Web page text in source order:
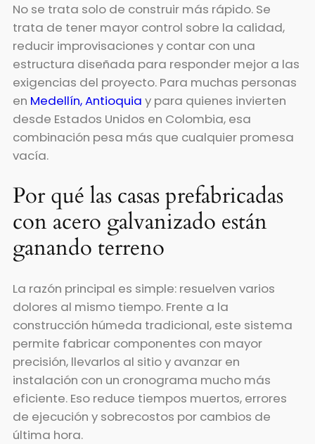
No se trata solo de construir más rápido. Se
trata de tener mayor control sobre la calidad,
reducir improvisaciones y contar con una
estructura diseñada para responder mejor a las
exigencias del proyecto. Para muchas personas
en Medellín, Antioquia y para quienes invierten
desde Estados Unidos en Colombia, esa
combinación pesa más que cualquier promesa
vacía.
Por qué las casas prefabricadas
con acero galvanizado están
ganando terreno
La razón principal es simple: resuelven varios
dolores al mismo tiempo. Frente a la
construcción húmeda tradicional, este sistema
permite fabricar componentes con mayor
precisión, llevarlos al sitio y avanzar en
instalación con un cronograma mucho más
eficiente. Eso reduce tiempos muertos, errores
de ejecución y sobrecostos por cambios de
última hora.